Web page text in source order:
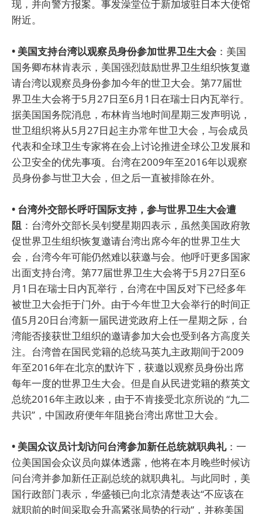
现，并向警方报案。事发澡堂位于新加坡驻日本大使馆
附近。
• 美国支持台湾以观察员身份参加世界卫生大会 ：美国
国务卿布林肯表示，美国强烈鼓励世界卫生组织恢复邀
请台湾以观察员身份参加今年的世卫大会。第77届世
界卫生大会将于5月27日至6月1日在瑞士日内瓦举行。
据美国国务院消息，布林肯当地时间星期三发声明说，
世卫组织将从5月27日起主办常年世卫大会，与会成员
代表和全球卫生专家将在会上讨论推进全球公卫发展和
公卫安全的优先事项。台湾在2009年至2016年以观察
员身份参与世卫大会，但之后一直被排除在外。
• 台湾外交部长呼吁国际支持，参与世界卫生大会遭
阻 ：台湾外交部长吴钊燮星期四表示，虽然美国政府敦
促世界卫生组织恢复邀请台湾出席今年的世界卫生大
会，台湾今年可能仍然难以获邀与会。他呼吁更多国家
出面支持台湾。第77届世界卫生大会将于5月27日至6
月1日在瑞士日内瓦举行，台湾在中国反对下已经多年
被世卫大会拒于门外。由于今年世卫大会举行的时间正
值5月20日台湾新一届民进党政府上任一星期之际，台
湾能否接获世卫组织的邀请参加大会也受到各方高度关
注。台湾曾在国民党籍的总统马英九主政期间于2009
年至2016年在北京的默许下，获邀以观察员身份出席
每年一度的世界卫生大会。但是自从民进党籍的蔡英文
总统2016年主政以来，由于不肯接受北京所说的 “九二
共识”，中国政府便年年阻挠台湾出席世卫大会。
• 美国众议员计划访问台湾参加新任总统就职典礼：一
位美国国会众议员向媒体透露，他将在本月晚些时候访
问台湾并参加新任正副总统的就职典礼。与此同时，美
国行政部门表示，华盛顿已向北京清楚表达“不应该在
就职前的时间采取会升高紧张局势的行动”，并称美国